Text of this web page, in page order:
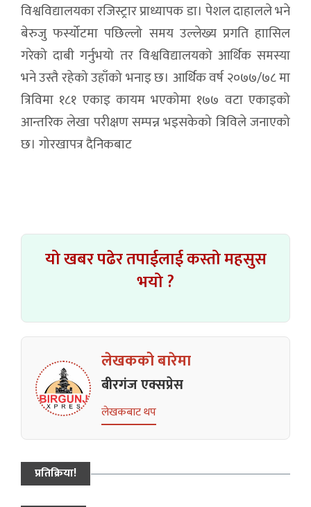
विश्वविद्यालयका रजिस्ट्रार प्राध्यापक डा। पेशल दाहालले भने
बेरुजु फर्स्योटमा पछिल्लो समय उल्लेख्य प्रगति हाासिल
गरेको दाबी गर्नुभयो तर विश्वविद्यालयको आर्थिक समस्या
भने उस्तै रहेको उहाँको भनाइ छ। आर्थिक वर्ष २०७७/७८ मा
त्रिविमा १८१ एकाइ कायम भएकोमा १७७ वटा एकाइको
आन्तरिक लेखा परीक्षण सम्पन्न भइसकेको त्रिविले जनाएको
छ। गोरखापत्र दैनिकबाट
यो खबर पढेर तपाईलाई कस्तो महसुस
भयो ?
लेखकको बारेमा
बीरगंज एक्सप्रेस
लेखकबाट थप
प्रतिक्रिया!